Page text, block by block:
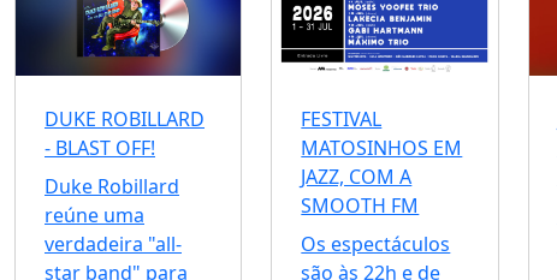
DUKE ROBILLARD
- BLAST OFF!
Duke Robillard
reúne uma
verdadeira "all-
star band" para
FESTIVAL
MATOSINHOS EM
JAZZ, COM A
SMOOTH FM
Os espectáculos
são às 22h e de